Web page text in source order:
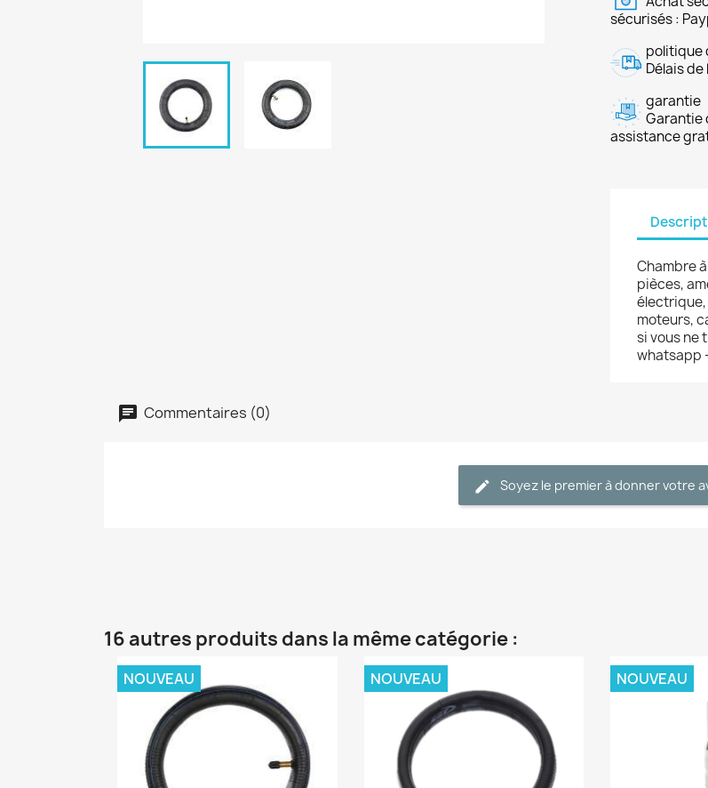
sécurisés :
politique
Délais
garantie
Garantie
assistance
Chambre
pièces,
électrique,
moteurs,
si vous ne
whatsapp
Commentaires (0)
Soyez le premier à donner votre
16 autres produits dans la même catégorie :
NOUVEAU NOUVEAU NOUVEAU